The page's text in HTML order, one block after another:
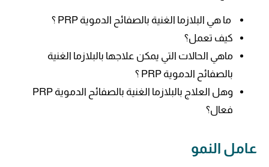
ما هي البلازما الغنية بالصفائح الدموية PRP ؟
كيف تعمل؟
ماهي الحالات التي يمكن علاجها بالبلازما الغنية
بالصفائح الدموية PRP ؟
وهل العلاج بالبلازما الغنية بالصفائح الدموية PRP
فعال؟
عامل النمو